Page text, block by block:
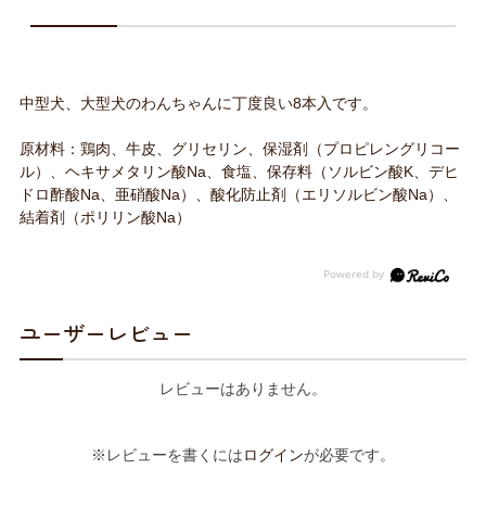
中型犬、大型犬のわんちゃんに丁度良い8本入です。
原材料：鶏肉、牛皮、グリセリン、保湿剤（プロピレングリコー
ル）、ヘキサメタリン酸Na、食塩、保存料（ソルビン酸K、デヒ
ドロ酢酸Na、亜硝酸Na）、酸化防止剤（エリソルビン酸Na）、
結着剤（ポリリン酸Na）
ユーザーレビュー
レビューはありません。
※レビューを書くにはログインが必要です。